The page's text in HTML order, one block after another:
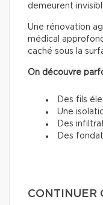
demeurent
Une rénovation
médical
caché sous la
On découvre
Des fils
Une
Des
Des
CONTINUER